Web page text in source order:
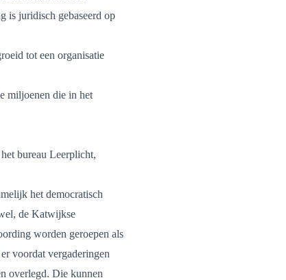
is juridisch gebaseerd op
tot een organisatie
miljoenen die in het
bureau Leerplicht,
het democratisch
de Katwijkse
worden geroepen als
voordat vergaderingen
overlegd. Die kunnen